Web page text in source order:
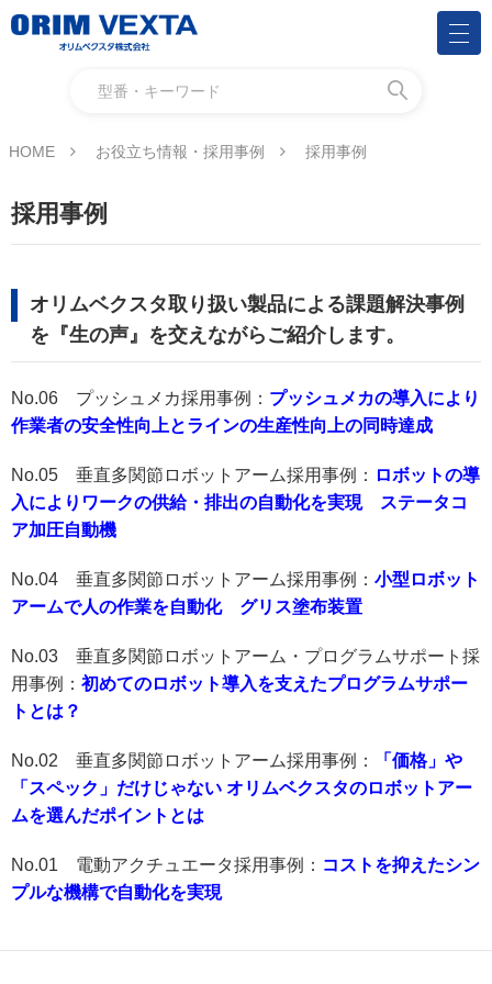
HOME お役立ち情報・採用事例 採用事例
採用事例
オリムベクスタ取り扱い製品による課題解決事例
を『生の声』を交えながらご紹介します。
No.06 プッシュメカ採用事例： プッシュメカの導入により
作業者の安全性向上とラインの生産性向上の同時達成
No.05 垂直多関節ロボットアーム採用事例： ロボットの導
入によりワークの供給・排出の自動化を実現 ステータコ
ア加圧自動機
No.04 垂直多関節ロボットアーム採用事例： 小型ロボット
アームで人の作業を自動化 グリス塗布装置
No.03 垂直多関節ロボットアーム・プログラムサポート採
用事例： 初めてのロボット導入を支えたプログラムサポー
トとは？
No.02 垂直多関節ロボットアーム採用事例：
「価格」や
「スペック」だけじゃない オリムベクスタのロボットアー
ムを選んだポイントとは
No.01 電動アクチュエータ採用事例： コストを抑えたシン
プルな機構で自動化を実現